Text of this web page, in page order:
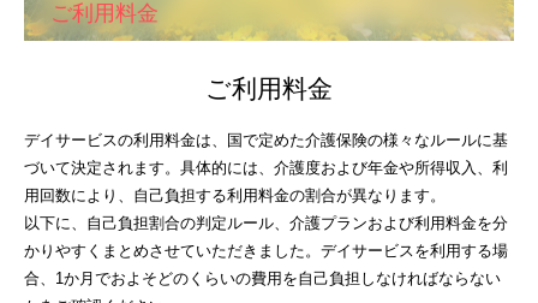
ご利用料金
ご利用料金
デイサービスの利用料金は、国で定めた介護保険の様々なルールに基
づいて決定されます。具体的には、介護度および年金や所得収入、利
用回数により、自己負担する利用料金の割合が異なります。
以下に、自己負担割合の判定ルール、介護プランおよび利用料金を分
かりやすくまとめさせていただきました。デイサービスを利用する場
合、1か月でおよそどのくらいの費用を自己負担しなければならない